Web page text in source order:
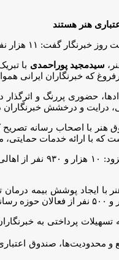
صندوق هستند و از خدمات آن بهره مي‌برند.
سیدمجید پوراحمدی
که خبرنگاران ایرانی
حضوری پررنگ و اثرگذار
هنر با اصحاب رسانه تصریح
که با ارائه خدمات
با ایجاد پوشش بیمه
و محدودیت‌ها، صندوق